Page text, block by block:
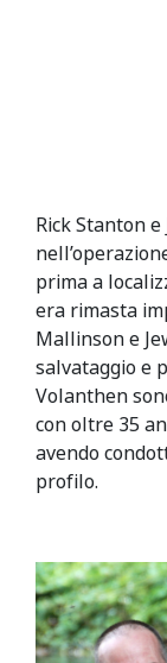
Rick Stanton
prima a
era rimasta
Mallinson e
salvataggio e
Volanthen
con oltre 35
avendo
profilo.